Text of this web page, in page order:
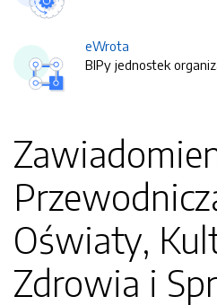
eWrota
BIPy jednostek
Oświaty,
Zdrowia i